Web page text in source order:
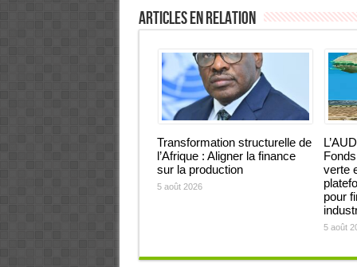
Articles en relation
Transformation structurelle de
l’Afrique : Aligner la finance
sur la production
5 août 2026
verte
pour
5 août